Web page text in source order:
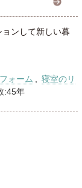
ンして新しい暮
ォーム
寝室のリ
年